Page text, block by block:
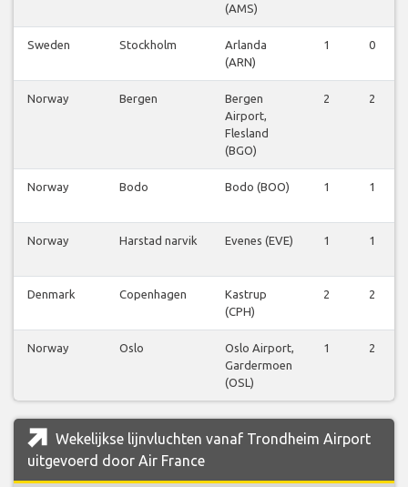
(AMS)
Sweden Stockholm
Arlanda
(ARN)
1 0
Norway Bergen
Bergen
Airport,
Flesland
(BGO)
2 2
Norway Bodo Bodo (BOO) 1 1
Norway Harstad narvik Evenes (EVE) 1 1
Denmark Copenhagen
Kastrup
(CPH)
2 2
Norway Oslo
Oslo Airport,
Gardermoen
(OSL)
1 2
Wekelijkse lijnvluchten vanaf Trondheim Airport
uitgevoerd door Air France